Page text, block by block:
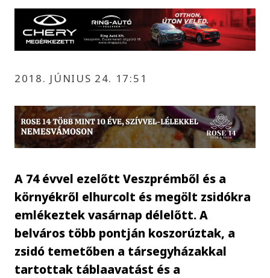
2018. JÚNIUS 24. 17:51
A 74 évvel ezelőtt Veszprémből és a
környékről elhurcolt és megölt zsidókra
emlékeztek vasárnap délelőtt. A
belváros több pontján koszorúztak, a
zsidó temetőben a társegyházakkal
tartottak táblaavatást és a